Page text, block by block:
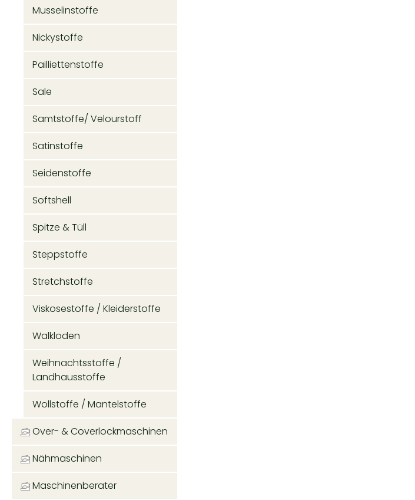
Musselinstoffe
Nickystoffe
Pailliettenstoffe
Sale
Samtstoffe/ Velourstoff
Satinstoffe
Seidenstoffe
Softshell
Spitze & Tüll
Steppstoffe
Stretchstoffe
Viskosestoffe / Kleiderstoffe
Walkloden
Weihnachtsstoffe /
Landhausstoffe
Wollstoffe / Mantelstoffe
Over- & Coverlockmaschinen
Nähmaschinen
Maschinenberater